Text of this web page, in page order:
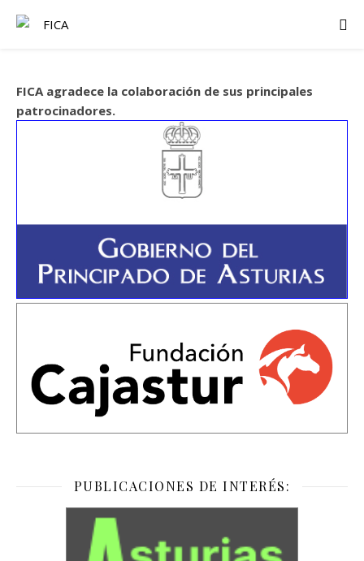
FICA agradece la colaboración de sus principales
patrocinadores.
PUBLICACIONES DE INTERÉS: